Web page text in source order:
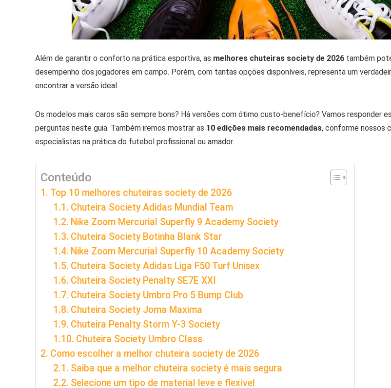
Além de garantir o conforto na prática esportiva, as melhores chuteiras society de 2026 também
desempenho dos jogadores em campo. Porém, com tantas opções disponíveis, representa um
encontrar a versão ideal.
Os modelos mais caros são sempre bons? Há versões com ótimo custo-benefício? Vamos responder
perguntas neste guia. Também iremos mostrar as 10 edições mais recomendadas, conforme nossos
especialistas na prática do futebol profissional ou amador.
Conteúdo
Top 10 melhores chuteiras society de 2026
Chuteira Society Adidas Mundial Team
Nike Zoom Mercurial Superfly 9 Academy Society
Chuteira Society Botinha Blank Star
Nike Zoom Mercurial Superfly 10 Academy Society
Chuteira Society Adidas Liga F50 Turf Unisex
Chuteira Society Penalty SE7E XXI
Chuteira Society Umbro Pro 5 Bump Club
Chuteira Society Joma Maxima
Chuteira Penalty Storm Y-3 Society
Chuteira Society Umbro Class
Como escolher a melhor chuteira society de 2026
Saiba que a melhor chuteira society é mais segura
Selecione um tipo de material leve e flexível